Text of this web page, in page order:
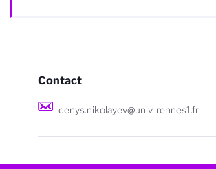
Contact
denys.nikolayev@univ-rennes1.fr